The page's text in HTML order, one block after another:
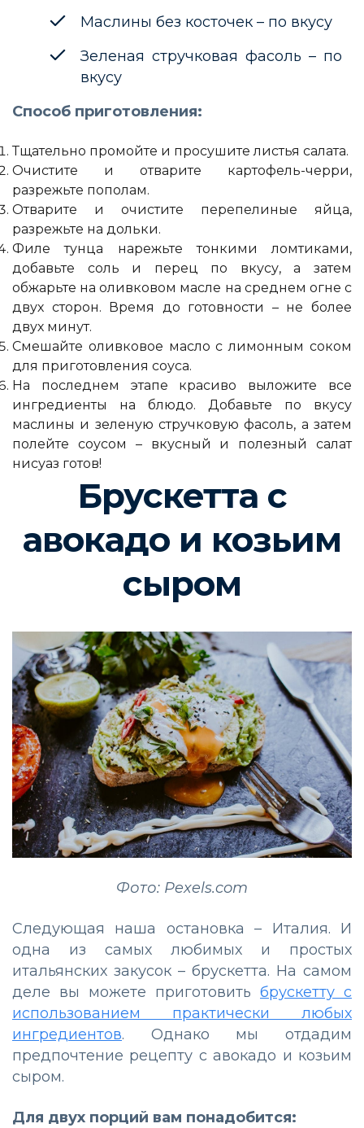
Маслины без косточек – по вкусу
Зеленая стручковая фасоль – по
вкусу
Способ приготовления:
Тщательно промойте и просушите листья салата.
Очистите и отварите картофель-черри,
разрежьте пополам.
Отварите и очистите перепелиные яйца,
разрежьте на дольки.
Филе тунца нарежьте тонкими ломтиками,
добавьте соль и перец по вкусу, а затем
обжарьте на оливковом масле на среднем огне с
двух сторон. Время до готовности – не более
двух минут.
Смешайте оливковое масло с лимонным соком
для приготовления соуса.
На последнем этапе красиво выложите все
ингредиенты на блюдо. Добавьте по вкусу
маслины и зеленую стручковую фасоль, а затем
полейте соусом – вкусный и полезный салат
нисуаз готов!
Брускетта с
авокадо и козьим
сыром
Фото: Pexels.com
Следующая наша остановка – Италия. И
одна из самых любимых и простых
итальянских закусок – брускетта. На самом
деле вы можете приготовить брускетту с
использованием практически любых
ингредиентов. Однако мы отдадим
предпочтение рецепту с авокадо и козьим
сыром.
Для двух порций вам понадобится: